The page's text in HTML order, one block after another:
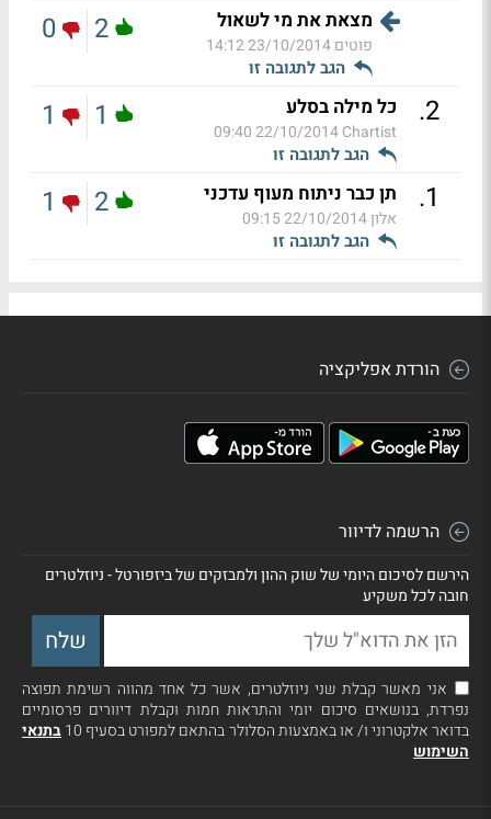
מצאת את מי לשאול
פוטים23/10/2014 14:12
הגב לתגובה זו
2
0
2
. כל מילה בסלע
Chartist
22/10/2014 09:40
הגב לתגובה זו
1
1
1
. תן כבר ניתוח מעוף עדכני
אלון22/10/2014 09:15
הגב לתגובה זו
2
1
הורדת אפליקציה
הרשמה לדיוור
הירשם לסיכום היומי של שוק ההון ולמבזקים של ביזפורטל - ניוזלטרים
חובה לכל משקיע
אני מאשר קבלת שני ניוזלטרים, אשר כל אחד מהווה רשימת תפוצה
נפרדת, בנושאים סיכום יומי והתראות חמות וקבלת דיוורים פרסומיים
בדואר אלקטרוני ו/ או באמצעות הסלולר בהתאם למפורט בסעיף 10
בתנאי
השימוש